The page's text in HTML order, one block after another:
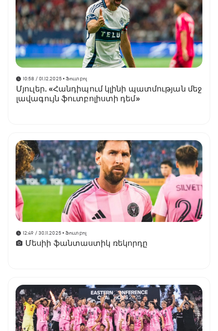
10:58 / 01.12.2025• Ֆուտբոլ
Մյուլեր. «Հանդիպում կլինի պատմության մեջ
լավագույն ֆուտբոլիստի դեմ»
12:49 / 30.11.2025• Ֆուտբոլ
Մեսիի ֆանտաստիկ ռեկորդը